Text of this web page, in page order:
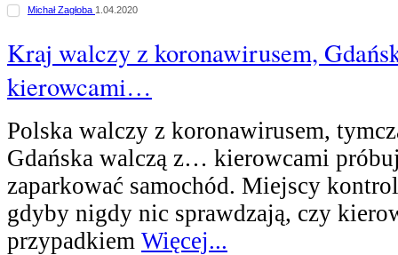
Michał Zagłoba 1.04.2020
Kraj walczy z koronawirusem,
kierowcami…
Polska walczy z koronawirusem,
Gdańska walczą z… kierowcami
zaparkować samochód. Miejscy
gdyby nigdy nic sprawdzają, czy
przypadkiem Więcej...